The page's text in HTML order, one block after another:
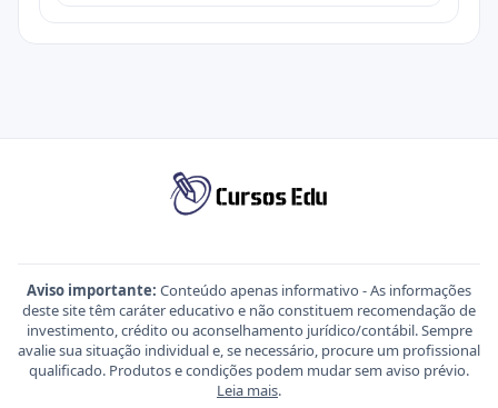
Aviso importante: Conteúdo apenas informativo - As informações
deste site têm caráter educativo e não constituem recomendação de
investimento, crédito ou aconselhamento jurídico/contábil. Sempre
avalie sua situação individual e, se necessário, procure um profissional
qualificado. Produtos e condições podem mudar sem aviso prévio.
Leia mais.